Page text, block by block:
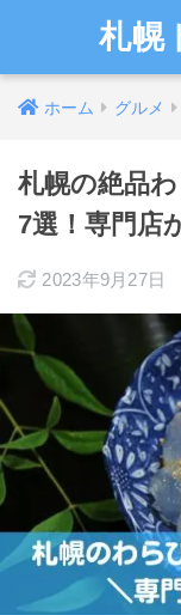
札幌
ホーム グルメ
札幌の絶品
7選！専門店
2023年9月27日